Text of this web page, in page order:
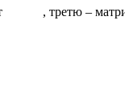
, третю –